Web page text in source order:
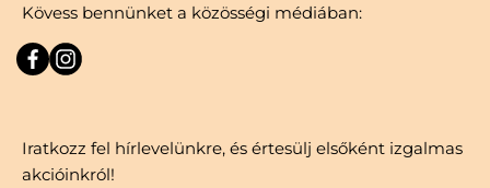
Kövess bennünket a közösségi médiában:
Iratkozz fel hírlevelünkre, és értesülj elsőként izgalmas
akcióinkról!